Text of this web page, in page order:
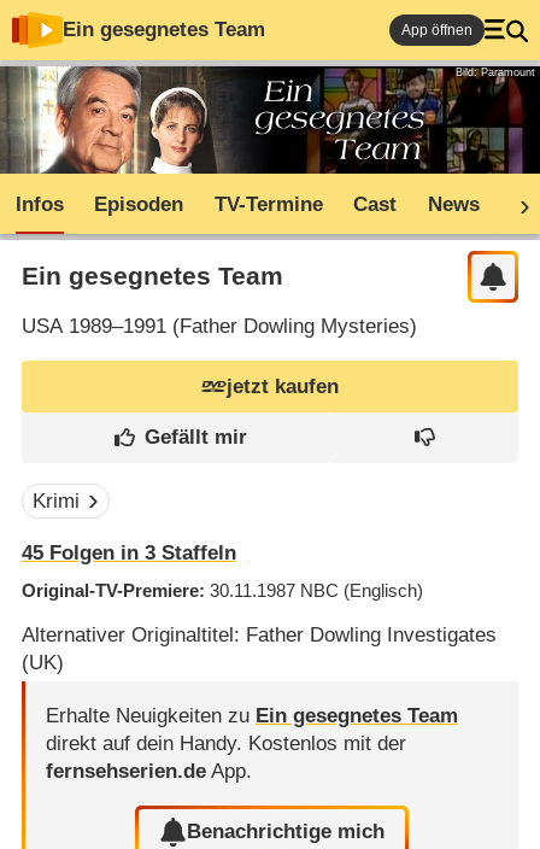
Ein gesegnetes Team App öffnen
Bild: Paramount
Infos Episoden TV-Termine Cast News
Ein gesegnetes Team
USA1989–1991 (Father Dowling Mysteries)
jetzt kaufen
Krimi
45Folgen in 3Staffeln
Original-TV-Premiere 30.11.1987 NBC (Englisch)
Alternativer Originaltitel: Father Dowling Investigates
(UK)
Erhalte Neuigkeiten zu Ein gesegnetes Team
direkt auf dein Handy. Kostenlos mit der
fernsehserien.deApp.
Benachrichtige mich